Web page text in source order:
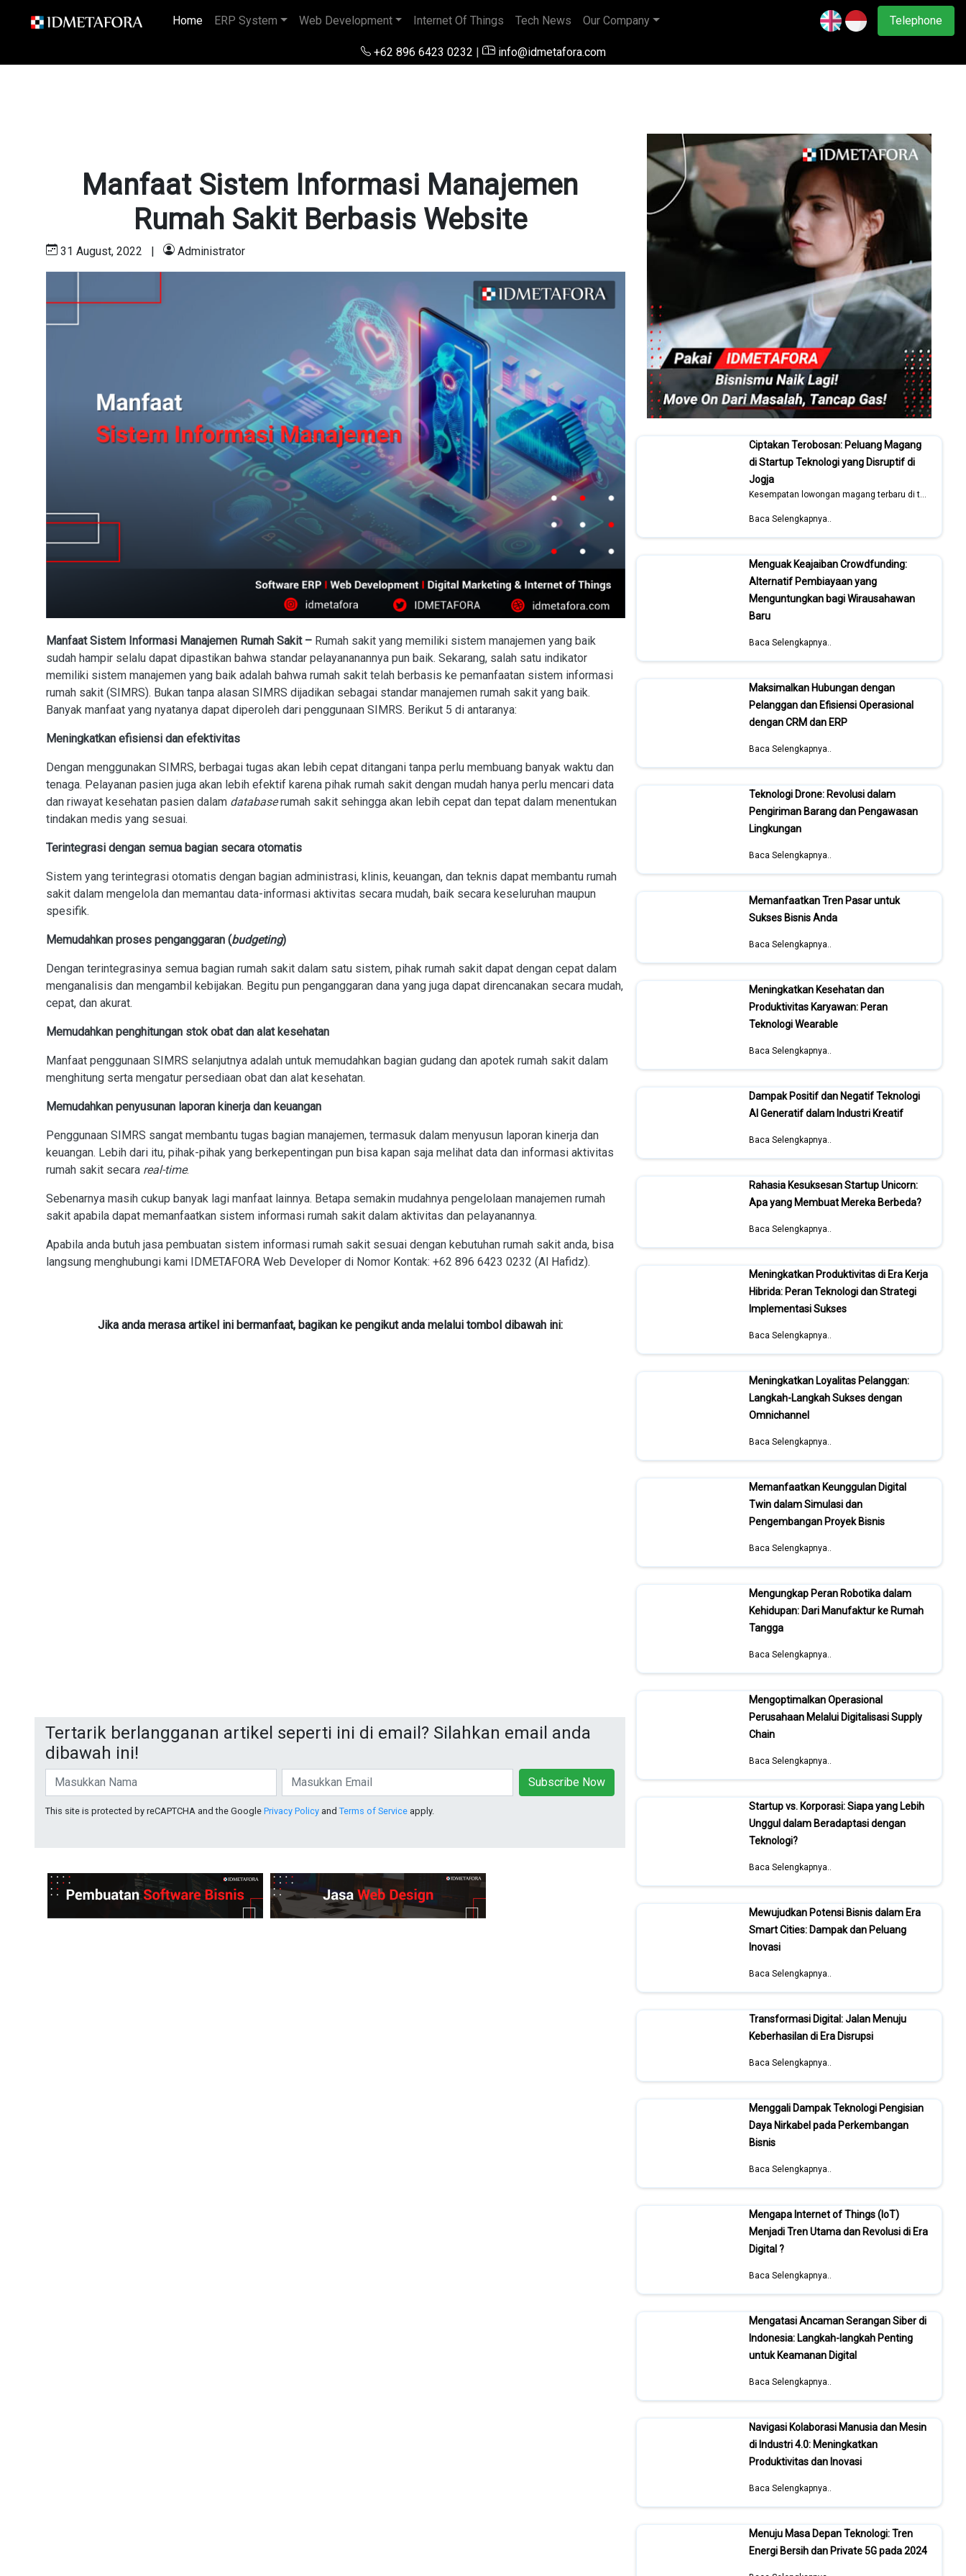
+62 896 6423 0232 | info@idmetafora.com
Home (current)
ERP System Web Development Internet Of Things Tech News Our Company Telephone
Manfaat Sistem Informasi Manajemen
Rumah Sakit Berbasis Website
31 August, 2022 | Administrator
Manfaat Sistem Informasi Manajemen Rumah Sakit – Rumah sakit yang memiliki sistem manajemen yang baik
sudah hampir selalu dapat dipastikan bahwa standar pelayananannya pun baik. Sekarang, salah satu indikator
memiliki sistem manajemen yang baik adalah bahwa rumah sakit telah berbasis ke pemanfaatan sistem informasi
rumah sakit (SIMRS). Bukan tanpa alasan SIMRS dijadikan sebagai standar manajemen rumah sakit yang baik.
Banyak manfaat yang nyatanya dapat diperoleh dari penggunaan SIMRS. Berikut 5 di antaranya:
Meningkatkan efisiensi dan efektivitas
Dengan menggunakan SIMRS, berbagai tugas akan lebih cepat ditangani tanpa perlu membuang banyak waktu dan
tenaga. Pelayanan pasien juga akan lebih efektif karena pihak rumah sakit dengan mudah hanya perlu mencari data
dan riwayat kesehatan pasien dalam databaserumah sakit sehingga akan lebih cepat dan tepat dalam menentukan
tindakan medis yang sesuai.
Terintegrasi dengan semua bagian secara otomatis
Sistem yang terintegrasi otomatis dengan bagian administrasi, klinis, keuangan, dan teknis dapat membantu rumah
sakit dalam mengelola dan memantau data-informasi aktivitas secara mudah, baik secara keseluruhan maupun
spesifik.
Memudahkan proses penganggaran (budgeting)
Dengan terintegrasinya semua bagian rumah sakit dalam satu sistem, pihak rumah sakit dapat dengan cepat dalam
menganalisis dan mengambil kebijakan. Begitu pun penganggaran dana yang juga dapat direncanakan secara mudah,
cepat, dan akurat.
Memudahkan penghitungan stok obat dan alat kesehatan
Manfaat penggunaan SIMRS selanjutnya adalah untuk memudahkan bagian gudang dan apotek rumah sakit dalam
menghitung serta mengatur persediaan obat dan alat kesehatan.
Memudahkan penyusunan laporan kinerja dan keuangan
Penggunaan SIMRS sangat membantu tugas bagian manajemen, termasuk dalam menyusun laporan kinerja dan
keuangan. Lebih dari itu, pihak-pihak yang berkepentingan pun bisa kapan saja melihat data dan informasi aktivitas
rumah sakit secara real-time.
Sebenarnya masih cukup banyak lagi manfaat lainnya. Betapa semakin mudahnya pengelolaan manajemen rumah
sakit apabila dapat memanfaatkan sistem informasi rumah sakit dalam aktivitas dan pelayanannya.
Apabila anda butuh jasa pembuatan sistem informasi rumah sakit sesuai dengan kebutuhan rumah sakit anda, bisa
langsung menghubungi kami IDMETAFORA Web Developer di Nomor Kontak: +62 896 6423 0232 (Al Hafidz).
Jika anda merasa artikel ini bermanfaat, bagikan ke pengikut anda melalui tombol dibawah ini:
Tertarik berlangganan artikel seperti ini di email? Silahkan email anda
dibawah ini!
Subscribe Now
This site is protected by reCAPTCHA and the Google Privacy Policy and Terms of Service apply.
Ciptakan Terobosan: Peluang Magang
di Startup Teknologi yang Disruptif di
Jogja
Kesempatan lowongan magang terbaru di tahun 2026
Baca Selengkapnya..
Menguak Keajaiban Crowdfunding:
Alternatif Pembiayaan yang
Menguntungkan bagi Wirausahawan
Baru
Baca Selengkapnya..
Maksimalkan Hubungan dengan
Pelanggan dan Efisiensi Operasional
dengan CRM dan ERP
Baca Selengkapnya..
Teknologi Drone: Revolusi dalam
Pengiriman Barang dan Pengawasan
Lingkungan
Baca Selengkapnya..
Memanfaatkan Tren Pasar untuk
Sukses Bisnis Anda
Baca Selengkapnya..
Meningkatkan Kesehatan dan
Produktivitas Karyawan: Peran
Teknologi Wearable
Baca Selengkapnya..
Dampak Positif dan Negatif Teknologi
AI Generatif dalam Industri Kreatif
Baca Selengkapnya..
Rahasia Kesuksesan Startup Unicorn:
Apa yang Membuat Mereka Berbeda?
Baca Selengkapnya..
Meningkatkan Produktivitas di Era Kerja
Hibrida: Peran Teknologi dan Strategi
Implementasi Sukses
Baca Selengkapnya..
Meningkatkan Loyalitas Pelanggan:
Langkah-Langkah Sukses dengan
Omnichannel
Baca Selengkapnya..
Memanfaatkan Keunggulan Digital
Twin dalam Simulasi dan
Pengembangan Proyek Bisnis
Baca Selengkapnya..
Mengungkap Peran Robotika dalam
Kehidupan: Dari Manufaktur ke Rumah
Tangga
Baca Selengkapnya..
Mengoptimalkan Operasional
Perusahaan Melalui Digitalisasi Supply
Chain
Baca Selengkapnya..
Startup vs. Korporasi: Siapa yang Lebih
Unggul dalam Beradaptasi dengan
Teknologi?
Baca Selengkapnya..
Mewujudkan Potensi Bisnis dalam Era
Smart Cities: Dampak dan Peluang
Inovasi
Baca Selengkapnya..
Transformasi Digital: Jalan Menuju
Keberhasilan di Era Disrupsi
Baca Selengkapnya..
Menggali Dampak Teknologi Pengisian
Daya Nirkabel pada Perkembangan
Bisnis
Baca Selengkapnya..
Mengapa Internet of Things (IoT)
Menjadi Tren Utama dan Revolusi di Era
Digital ?
Baca Selengkapnya..
Mengatasi Ancaman Serangan Siber di
Indonesia: Langkah-langkah Penting
untuk Keamanan Digital
Baca Selengkapnya..
Navigasi Kolaborasi Manusia dan Mesin
di Industri 4.0: Meningkatkan
Produktivitas dan Inovasi
Baca Selengkapnya..
Menuju Masa Depan Teknologi: Tren
Energi Bersih dan Private 5G pada 2024